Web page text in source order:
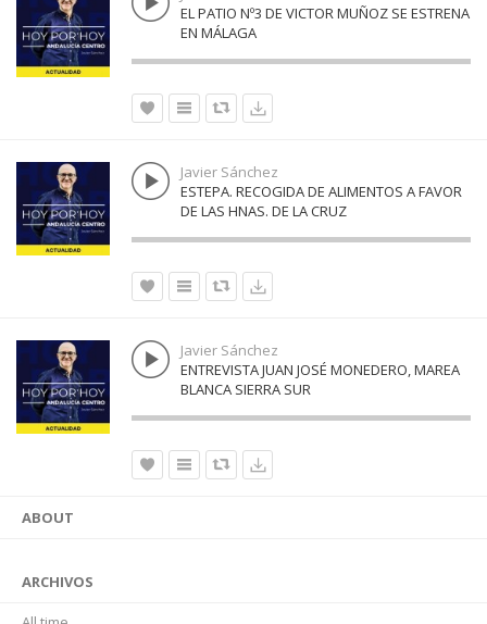
EL PATIO Nº3 DE VICTOR MUÑOZ SE ESTRENA
EN MÁLAGA
Javier Sánchez
ESTEPA. RECOGIDA DE ALIMENTOS A FAVOR
DE LAS HNAS. DE LA CRUZ
Javier Sánchez
ENTREVISTA JUAN JOSÉ MONEDERO, MAREA
BLANCA SIERRA SUR
ABOUT
ARCHIVOS